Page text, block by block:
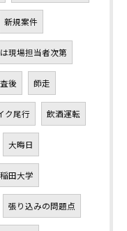
新規案件
現場担当者次第
後 師走
ク尾行 飲酒運転
大晦日
田大学
張り込みの問題点